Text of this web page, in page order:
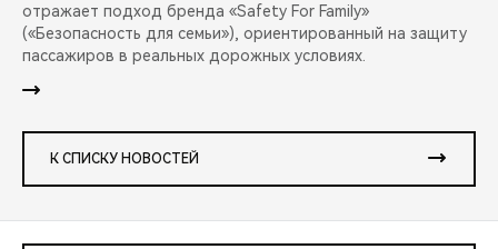
отражает подход бренда «Safety For Family»
(«Безопасность для семьи»), ориентированный на защиту
пассажиров в реальных дорожных условиях.
К СПИСКУ НОВОСТЕЙ